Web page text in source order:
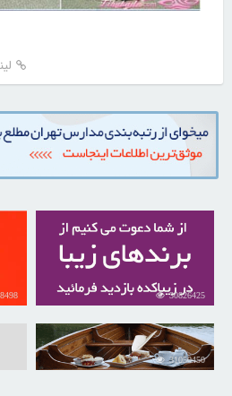
30826425
31050450